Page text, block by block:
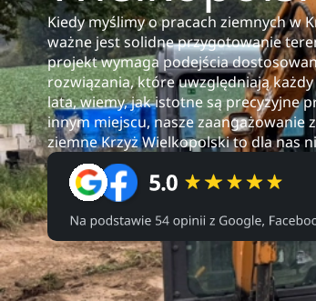
Kiedy myślimy o pracach ziemnych w
ważne jest solidne przygotowanie
projekt wymaga podejścia
rozwiązania, które uwzględniają
lata, wiemy, jak istotne są precyzyjne
innym miejscu, nasze zaangażowanie
ziemne Krzyż Wielkopolski to dla nas